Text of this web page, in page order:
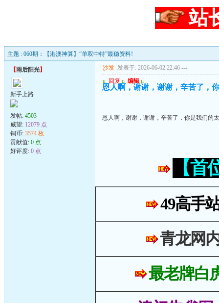
站
主题 : 060期：【港澳神算】“单双中特”最稳资料!
【雨后阳光】
新手上路
发帖: 4503
威望: 12079 点
铜币: 3574 枚
贡献值: 0 点
好评度: 0 点
沙发 发表于: 2026-06-02 22:46 ---
u 回复 u 编辑 u
恩人啊，谢谢，谢谢，辛苦了，
恩人啊，谢谢，谢谢，辛苦了，你是我们的
【
49高手
青龙网
最老牌白